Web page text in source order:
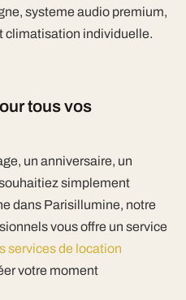
systeme audio premium,
climatisation individuelle.
tous vos
un anniversaire, un
simplement
dans Parisillumine, notre
vous offre un service
services de location
votre moment